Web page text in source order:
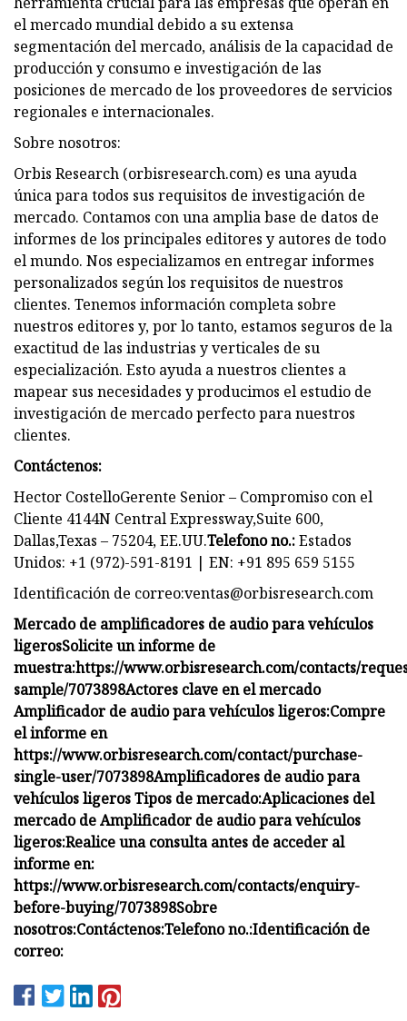
el mercado mundial debido a su extensa
segmentación del mercado, análisis de la capacidad de
producción y consumo e investigación de las
posiciones de mercado de los proveedores de servicios
regionales e internacionales.
Sobre nosotros:
Orbis Research (orbisresearch.com) es una ayuda
única para todos sus requisitos de investigación de
mercado. Contamos con una amplia base de datos de
informes de los principales editores y autores de todo
el mundo. Nos especializamos en entregar informes
personalizados según los requisitos de nuestros
clientes. Tenemos información completa sobre
nuestros editores y, por lo tanto, estamos seguros de la
exactitud de las industrias y verticales de su
especialización. Esto ayuda a nuestros clientes a
mapear sus necesidades y producimos el estudio de
investigación de mercado perfecto para nuestros
clientes.
Contáctenos:
Hector CostelloGerente Senior – Compromiso con el
Cliente 4144N Central Expressway,Suite 600,
Dallas,Texas – 75204, EE.UU.Telefono no.:Estados
Unidos: +1 (972)-591-8191 | EN: +91 895 659 5155
Identificación de correo:ventas@orbisresearch.com
Mercado de amplificadores de audio para vehículos
ligerosSolicite un informe de
muestra:https://www.orbisresearch.com/contacts/
sample/7073898Actores clave en el mercado
Amplificador de audio para vehículos ligeros:Compre
el informe en
https://www.orbisresearch.com/contact/purchase-
single-user/7073898Amplificadores de audio para
vehículos ligeros Tipos de mercado:Aplicaciones del
mercado de Amplificador de audio para vehículos
ligeros:Realice una consulta antes de acceder al
informe en:
https://www.orbisresearch.com/contacts/enquiry-
before-buying/7073898Sobre
nosotros:Contáctenos:Telefono no.:Identificación de
correo: